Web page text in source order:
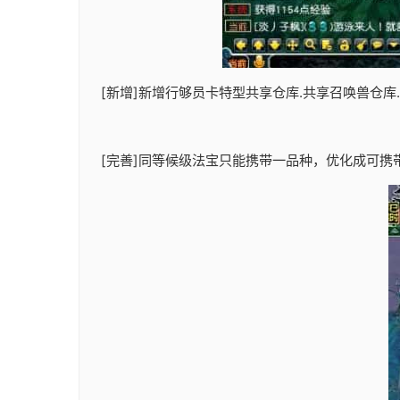
[新增]新增行够员卡特型共享仓库.共享召唤兽仓库.
[完善]同等候级法宝只能携带一品种，优化成可携